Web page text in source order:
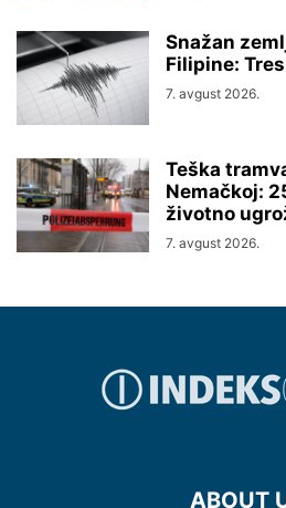
Snažan
Filipine:
7. avgust 2026.
Teška
Nemačkoj:
životno
7. avgust 2026.
ABOUT